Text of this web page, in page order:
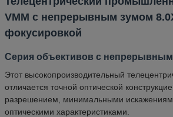
VMM с непрерывным зумом
фокусировкой
Серия объективов с
Этот высокопроизводительный
отличается точной оптической
разрешением, минимальными
оптическими характеристиками.